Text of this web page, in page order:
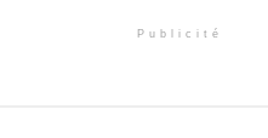
Publicité